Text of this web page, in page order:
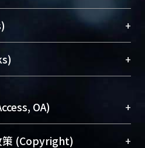
列，為永久珍藏及向國際
及學術能量，圖書館整合
術庫（AH）不同功能平
scholars。期能整合研
and promote researcher
Library integrates the
+
Library)
+
OA) +
提升資訊取用性的社會運
策 (Copyright) +